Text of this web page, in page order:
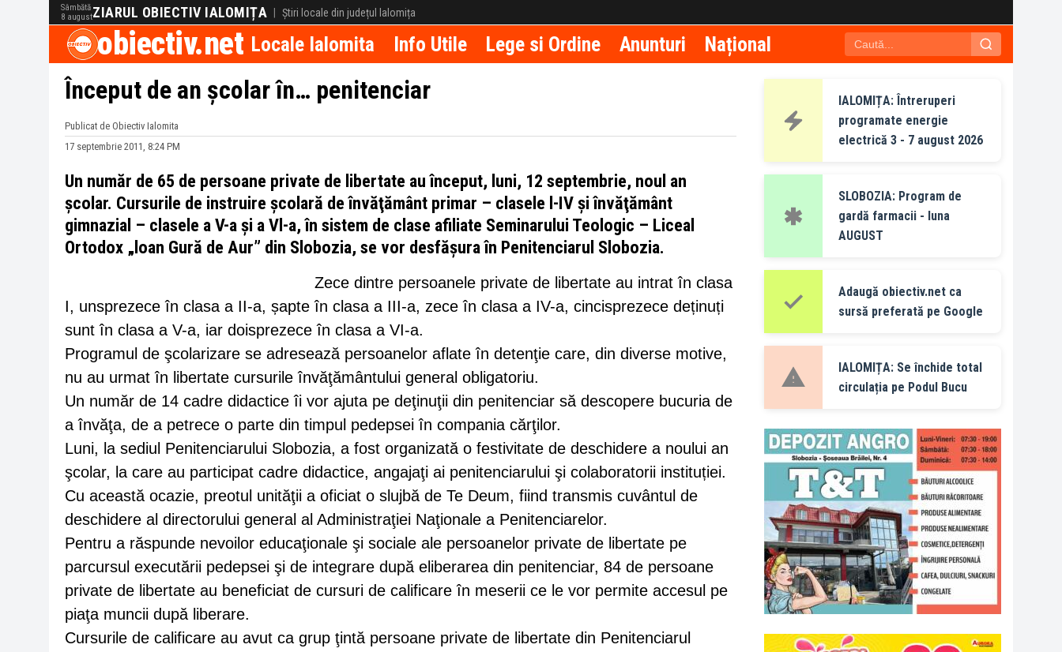
Sâmbătă
8 augustZIARUL OBIECTIV IALOMIȚA | Știri locale din județul Ialomița
obiectiv.net Locale Ialomita Info Utile Lege si Ordine Anunturi Național
Început de an școlar în… penitenciar
Publicat de Obiectiv Ialomita
17 septembrie 2011, 8:24 PM
Un număr de 65 de persoane private de libertate au început, luni, 12 septembrie, noul an
şcolar. Cursurile de instruire şcolară de învăţământ primar – clasele l-IV şi învăţământ
gimnazial – clasele a V-a şi a Vl-a, în sistem de clase afiliate Seminarului Teologic – Liceal
Ortodox „loan Gură de Aur” din Slobozia, se vor desfășura în Penitenciarul Slobozia.
Zece dintre persoanele private de libertate au intrat în clasa
I, unsprezece în clasa a II-a, șapte în clasa a III-a, zece în clasa a IV-a, cincisprezece deținuți
sunt în clasa a V-a, iar doisprezece în clasa a VI-a.
Programul de şcolarizare se adresează persoanelor aflate în detenţie care, din diverse motive,
nu au urmat în libertate cursurile învăţământului general obligatoriu.
Un număr de 14 cadre didactice îi vor ajuta pe deţinuţii din penitenciar să descopere bucuria de
a învăţa, de a petrece o parte din timpul pedepsei în compania cărţilor.
Luni, la sediul Penitenciarului Slobozia, a fost organizată o festivitate de deschidere a noului an
şcolar, la care au participat cadre didactice, angajaţi ai penitenciarului şi colaboratorii instituției.
Cu această ocazie, preotul unităţii a oficiat o slujbă de Te Deum, fiind transmis cuvântul de
deschidere al directorului general al Administraţiei Naţionale a Penitenciarelor.
Pentru a răspunde nevoilor educaţionale şi sociale ale persoanelor private de libertate pe
parcursul executării pedepsei şi de integrare după eliberarea din penitenciar, 84 de persoane
private de libertate au beneficiat de cursuri de calificare în meserii ce le vor permite accesul pe
piaţa muncii după liberare.
Cursurile de calificare au avut ca grup ţintă persoane private de libertate din Penitenciarul
IALOMIȚA: Întreruperi
programate energie
electrică 3 - 7 august 2026
SLOBOZIA: Program de
gardă farmacii - luna
AUGUST
Adaugă obiectiv.net ca
sursă preferată pe Google
IALOMIȚA: Se închide total
circulația pe Podul Bucu